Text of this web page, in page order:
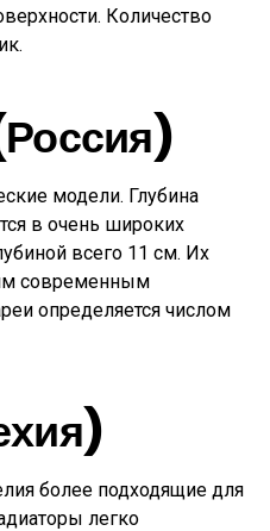
Количество
модели. Глубина
в очень широких
всего 11 см. Их
современным
определяется числом
более подходящие для
легко